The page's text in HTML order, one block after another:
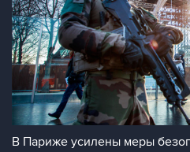
В Париже усилены меры